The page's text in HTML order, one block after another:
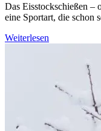
Das Eisstockschießen –
eine Sportart, die schon
Weiterlesen